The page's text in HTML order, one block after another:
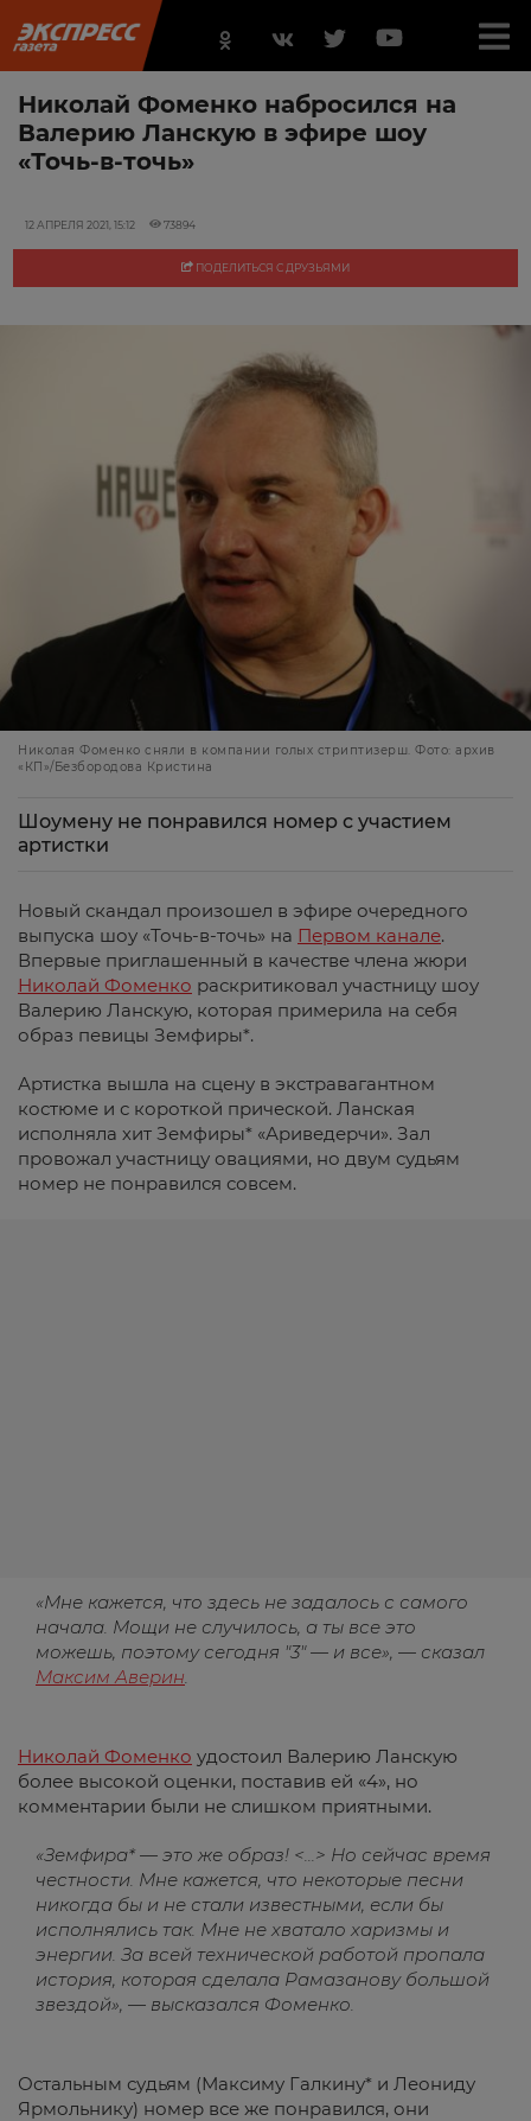
Николай Фоменко набросился на
Валерию Ланскую в эфире шоу
«Точь-в-точь»
12 АПРЕЛЯ 2021, 15:12 73894
ПОДЕЛИТЬСЯ С ДРУЗЬЯМИ
Николая Фоменко сняли в компании голых стриптизерш. Фото: архив
«КП»/Безбородова Кристина
Шоумену не понравился номер с участием
артистки
Новый скандал произошел в эфире очередного
выпуска шоу «Точь-в-точь» на Первом канале.
Впервые приглашенный в качестве члена жюри
Николай Фоменко раскритиковал участницу шоу
Валерию Ланскую, которая примерила на себя
образ певицы Земфиры*.
Артистка вышла на сцену в экстравагантном
костюме и с короткой прической. Ланская
исполняла хит Земфиры* «Ариведерчи». Зал
провожал участницу овациями, но двум судьям
номер не понравился совсем.
«Мне кажется, что здесь не задалось с самого
начала. Мощи не случилось, а ты все это
можешь, поэтому сегодня "3" — и все», — сказал
Максим Аверин.
Николай Фоменко удостоил Валерию Ланскую
более высокой оценки, поставив ей «4», но
комментарии были не слишком приятными.
«Земфира* — это же образ! <...> Но сейчас время
честности. Мне кажется, что некоторые песни
никогда бы и не стали известными, если бы
исполнялись так. Мне не хватало харизмы и
энергии. За всей технической работой пропала
история, которая сделала Рамазанову большой
звездой», — высказался Фоменко.
Остальным судьям (Максиму Галкину* и Леониду
Ярмольнику) номер все же понравился, они